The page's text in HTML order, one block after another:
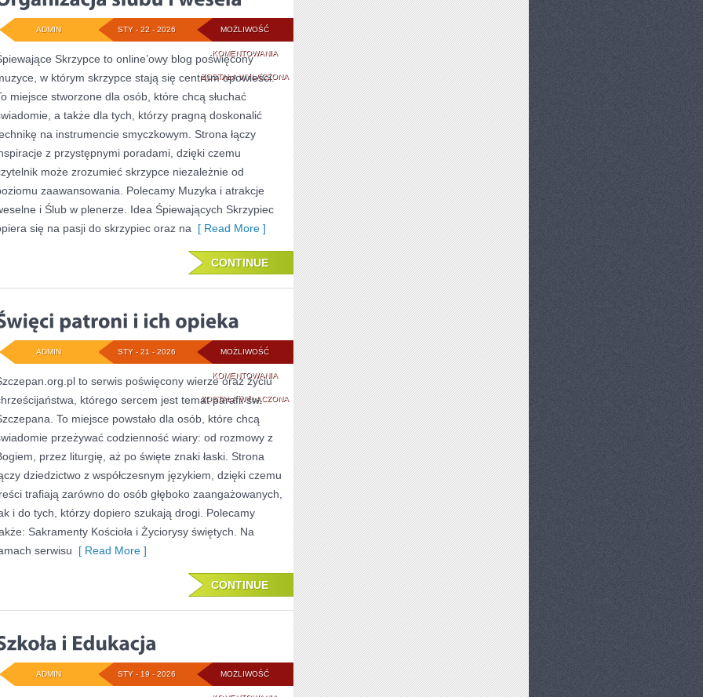
MOŻLIWOŚĆ
KOMENTOWANIAORGANIZACJA
ŚLUBU
WESELA
ZOSTAŁA WYŁĄCZONA
STY - 22 - 2026
ADMIN
Skrzypce to online’owy blog poświęcony
w którym skrzypce stają się centrum opowieści.
miejsce stworzone dla osób, które chcą słuchać
a także dla tych, którzy pragną doskonalić
na instrumencie smyczkowym. Strona łączy
z przystępnymi poradami, dzięki czemu
może zrozumieć skrzypce niezależnie od
zaawansowania. Polecamy Muzyka i atrakcje
i Ślub w plenerze. Idea Śpiewających Skrzypiec
się na pasji do skrzypiec oraz na [ Read More ]
CONTINUE
MOŻLIWOŚĆ
KOMENTOWANIAŚWIĘCI
PATRONI
OPIEKA
ZOSTAŁA WYŁĄCZONA
STY - 21 - 2026
ADMIN
to serwis poświęcony wierze oraz życiu
którego sercem jest temat parafii św.
To miejsce powstało dla osób, które chcą
przeżywać codzienność wiary: od rozmowy z
przez liturgię, aż po święte znaki łaski. Strona
dziedzictwo z współczesnym językiem, dzięki czemu
trafiają zarówno do osób głęboko zaangażowanych,
i do tych, którzy dopiero szukają drogi. Polecamy
Sakramenty Kościoła i Życiorysy świętych. Na
serwisu [ Read More ]
CONTINUE
MOŻLIWOŚĆ
STY - 19 - 2026
ADMIN